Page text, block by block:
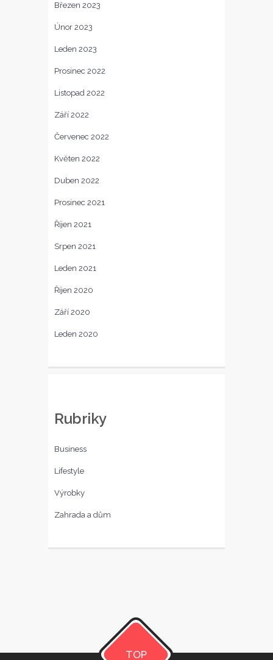
Březen 2023
Únor 2023
Leden 2023
Prosinec 2022
Listopad 2022
Září 2022
Červenec 2022
Květen 2022
Duben 2022
Prosinec 2021
Říjen 2021
Srpen 2021
Leden 2021
Říjen 2020
Září 2020
Leden 2020
Rubriky
Business
Lifestyle
Výrobky
Zahrada a dům
TOP